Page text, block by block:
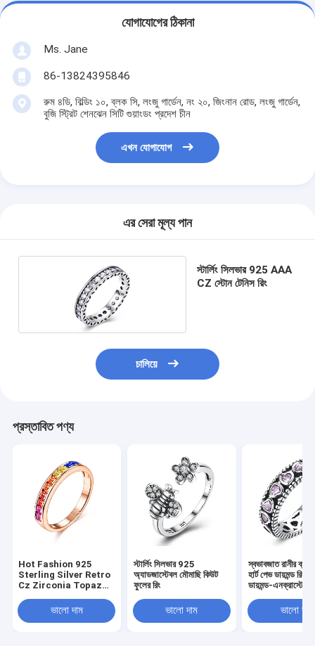
যোগাযোগের ঠিকানা
Ms. Jane
86-13824395846
রুম ৪ডি, বিল্ডিং ১০, ব্লক সি, লংজু গার্ডেন, নং ২০, জিংনান রোড, লংজু গার্ডেন,
বুজি স্ট্রিট শেনঝেন সিটি গুয়াংডং প্রদেশ চীন
এখন যোগাযোগ
এর সেরা মূল্য পান
স্টার্লিং সিলভার 925 AAA
CZ স্টোন টেনিস রিং
চালিয়ে
প্রস্তাবিত পণ্য
Hot Fashion 925
Sterling Silver Retro
Cz Zirconia Topaz
Rainbow Ring
ভালো দাম
স্টার্লিং সিলভার 925
অ্যাডজাস্টেবল মৌমাছি কিউট
ফুলের রিং
ভালো দাম
স্বভাবজাত রানীর
হার্ট পেভ ডায়মন্ড রিং
ডায়মন্ড-এনক্রাস্টেড
ভালো দাম